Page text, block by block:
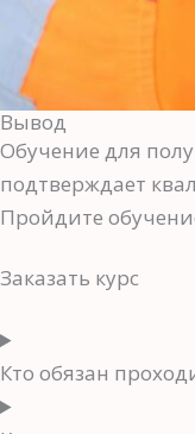
Вывод
Обучение для
подтверждает
Пройдите
Заказать курс
Кто обязан